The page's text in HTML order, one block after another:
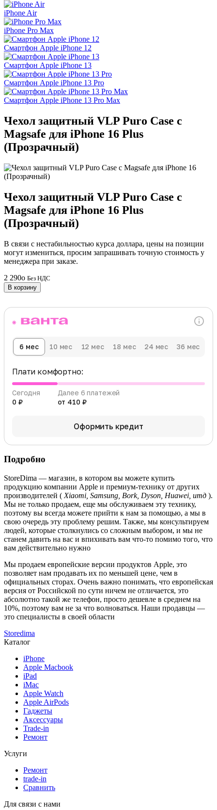
iPhone Air
iPhone Pro Max
Смартфон Apple iPhone 12
Смартфон Apple iPhone 13
Смартфон Apple iPhone 13 Pro
Смартфон Apple iPhone 13 Pro Max
Чехол защитный VLP Puro Case с
Magsafe для iPhone 16 Plus
(Прозрачный)
Чехол защитный VLP Puro Case с
Magsafe для iPhone 16 Plus
(Прозрачный)
В связи с нестабильностью курса доллара, цены на позиции
могут измениться, просим запрашивать точную стоимость у
менеджера при заказе.
2 290o Без НДС
В корзину
6 мес 10 мес 12 мес 18 мес 24 мес 36 мес
Плати комфортно:
Сегодня
0 ₽
Далее 6 платежей
от 410 ₽
Оформить кредит
Подробно
StoreDima — магазин, в котором вы можете купить
продукцию компании Apple и премиум-технику от других
производителей ( Xiaomi, Samsung, Bork, Dyson, Huawei, итд ).
Мы не только продаем, еще мы обслуживаем эту технику,
поэтому вы всегда можете прийти к нам за помощью, а мы в
свою очередь эту проблему решим. Также, мы консультируем
людей, которые столкнулись со сложным выбором, и мы не
станем давить на вас и впихивать вам что-то помимо того, что
вам действительно нужно
Мы продаем европейские версии продуктов Apple, это
позволяет нам продавать их по меньшей цене, чем в
официальных сторах. Очень важно понимать, что европейская
версия от Российской по сути ничем не отличается, это
абсолютно такой же телефон, просто дешевле в среднем на
10%, поэтому вам не за что волноваться. Наши продавцы —
это специалисты в своей области
Storedima
Каталог
iPhone
Apple Macbook
iPad
iMac
Apple Watch
Apple AirPods
Гаджеты
Аксессуары
Trade-in
Ремонт
Услуги
Ремонт
trade-in
Сравнить
Для связи с нами